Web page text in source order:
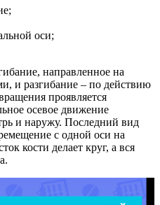
оси;
направленное на
и разгибание – по действию
проявляется
осевое движение
и наружу. Последний вид
с одной оси на
кости делает круг, а вся